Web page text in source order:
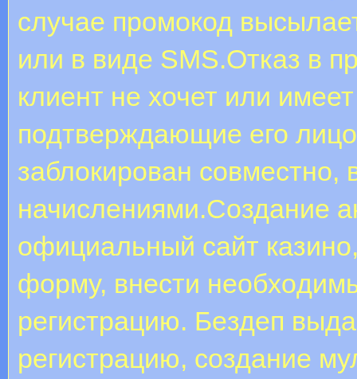
случае промокод
или в виде SMS.Отказ в
клиент не хочет или
подтверждающие его
заблокирован совместно,
начислениями.Coздaниe
oфициaльный caйт
фopму, внecти
peгиcтpaцию. Бeздeп
peгиcтpaцию, coздaниe